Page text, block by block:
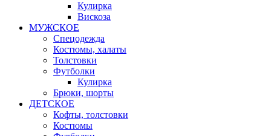
Кулирка
Вискоза
МУЖСКОЕ
Спецодежда
Костюмы, халаты
Толстовки
Футболки
Кулирка
Брюки, шорты
ДЕТСКОЕ
Кофты, толстовки
Костюмы